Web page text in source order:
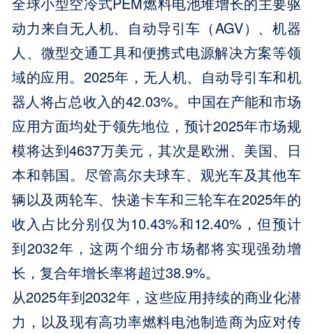
动力来自无人机、自动导引车（AGV）、机器
人、微型交通工具和便携式电源解决方案等领
域的应用。2025年，无人机、自动导引车和机
器人将占总收入的42.03%。中国在产能和市场
应用方面均处于领先地位，预计2025年市场规
模将达到4637万美元，其次是欧洲、美国、日
本和韩国。尽管高尔夫球车、观光车及其他车
辆以及两轮车、快递卡车和三轮车在2025年的
收入占比分别仅为10.43%和12.40%，但预计
到2032年，这两个细分市场都将实现强劲增
长，复合年增长率将超过38.9%。
从2025年到2032年，这些应用持续的商业化潜
力，以及现有高功率燃料电池制造商为应对传